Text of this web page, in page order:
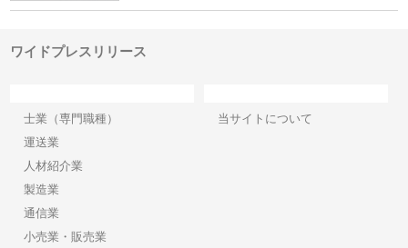
ワイドプレスリリース
士業（専門職種）
運送業
人材紹介業
製造業
通信業
小売業・販売業
当サイトについて